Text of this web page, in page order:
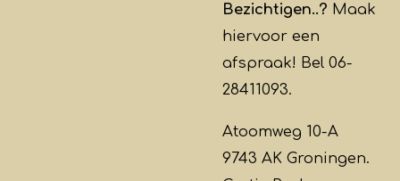
Bezichtigen..? Maak
hiervoor een
afspraak! Bel 06-
28411093.
Atoomweg 10-A
9743 AK Groningen.